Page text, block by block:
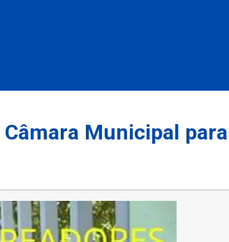
Municipal para